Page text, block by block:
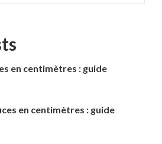
en centimètres : guide
en centimètres : guide